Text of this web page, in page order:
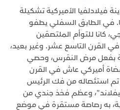
الأميركية تشكيلة
في الطابق السفلي يطفو
كانا للتوأم الملتصقين
القرن التاسع عشر. وغير بعيد،
بفعل مرض النقرس، وحصي
أميركي عاش في القرن
استئصاله من فك الرئيس
وعظم فخذ جندي من
به رصاصة مستقرة في موضع